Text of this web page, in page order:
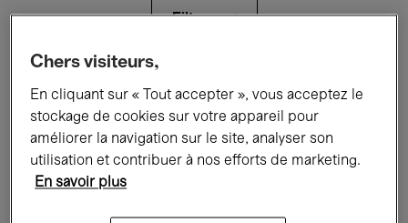
Filtres
Expositions Films Performances
Rencontres & Débats Jazz
Chers visiteurs,
En cliquant sur « Tout accepter », vous acceptez le
stockage de cookies sur votre appareil pour
améliorer la navigation sur le site, analyser son
utilisation et contribuer à nos efforts de marketing.
En savoir plus